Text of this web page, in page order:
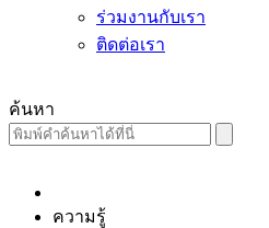
ร่วมงานกับเรา
ติดต่อเรา
ค้นหา
ความรู้